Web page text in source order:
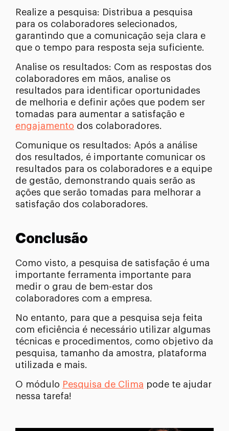
Realize a pesquisa: Distribua a pesquisa
para os colaboradores selecionados,
garantindo que a comunicação seja clara e
que o tempo para resposta seja suficiente.
Analise os resultados: Com as respostas dos
colaboradores em mãos, analise os
resultados para identificar oportunidades
de melhoria e definir ações que podem ser
tomadas para aumentar a satisfação e
engajamento dos colaboradores.
Comunique os resultados: Após a análise
dos resultados, é importante comunicar os
resultados para os colaboradores e a equipe
de gestão, demonstrando quais serão as
ações que serão tomadas para melhorar a
satisfação dos colaboradores.
Conclusão
Como visto, a pesquisa de satisfação é uma
importante ferramenta importante para
medir o grau de bem-estar dos
colaboradores com a empresa.
No entanto, para que a pesquisa seja feita
com eficiência é necessário utilizar algumas
técnicas e procedimentos, como objetivo da
pesquisa, tamanho da amostra, plataforma
utilizada e mais.
O módulo Pesquisa de Clima pode te ajudar
nessa tarefa!